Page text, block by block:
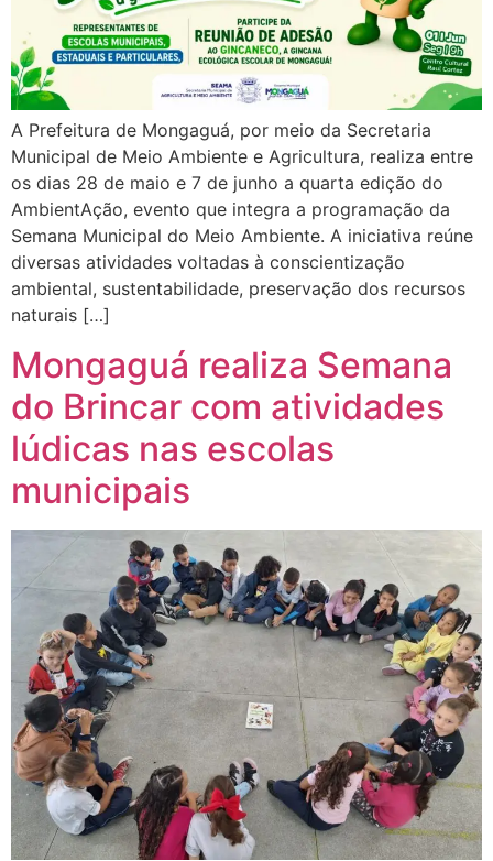
A Prefeitura de Mongaguá, por meio da Secretaria
Municipal de Meio Ambiente e Agricultura, realiza entre
os dias 28 de maio e 7 de junho a quarta edição do
AmbientAção, evento que integra a programação da
Semana Municipal do Meio Ambiente. A iniciativa reúne
diversas atividades voltadas à conscientização
ambiental, sustentabilidade, preservação dos recursos
naturais […]
Mongaguá realiza Semana
do Brincar com atividades
lúdicas nas escolas
municipais